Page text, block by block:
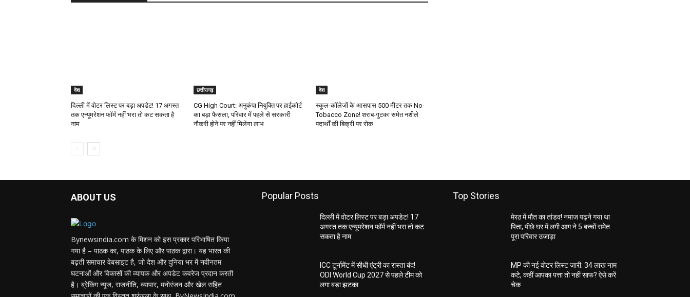
देश
दिल्ली में वोटर लिस्ट पर बड़ा अपडेट! 17 अगस्त
तक एन्यूमरेशन फॉर्म नहीं भरा तो कट सकता है
नाम
छत्तीसगढ़
CG High Court: अनुकंपा नियुक्ति पर हाईकोर्ट
का बड़ा फैसला, परिवार में पहले से सरकारी
नौकरी होने पर नहीं मिलेगा लाभ
देश
स्कूल-कॉलेजों के आसपास 500 मीटर तक No-
Tobacco Zone! शराब-गुटका समेत नशीले
पदार्थों की बिक्री पर रोक
ABOUT US
Bynewsindia.com के मिशन को इस प्रकार परिभाषित किया
गया है – पाठक का, पाठक के लिए और पाठक द्वारा। यह भारत की
बढ़ती समाचार वेबसाइट है, जो देश और दुनिया भर में नवीनतम
घटनाओं और विकासों की व्यापक और अपडेट कवरेज प्रदान करती
है। ब्रेकिंग न्यूज, राजनीति, व्यापार, मनोरंजन और खेल सहित
Popular Posts
दिल्ली में वोटर लिस्ट पर बड़ा अपडेट! 17
अगस्त तक एन्यूमरेशन फॉर्म नहीं भरा तो कट
सकता है नाम
ICC टूर्नामेंट में सीधी एंट्री का रास्ता बंद!
ODI World Cup 2027 से पहले टीम को
लगा बड़ा झटका
Top Stories
मेरठ में मौत का तांडव! नमाज पढ़ने गया था
पिता, पीछे घर में लगी आग ने 5 बच्चों समेत
पूरा परिवार उजाड़ा
MP की नई वोटर लिस्ट जारी: 34 लाख नाम
कटे, कहीं आपका पत्ता तो नहीं साफ? ऐसे करें
चेक